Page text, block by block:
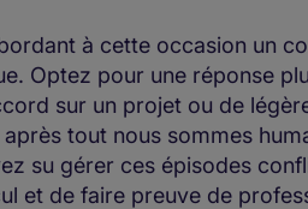
à cette occasion un
Optez pour une réponse
sur un projet ou de
tout nous sommes
su gérer ces épisodes
et de faire preuve de